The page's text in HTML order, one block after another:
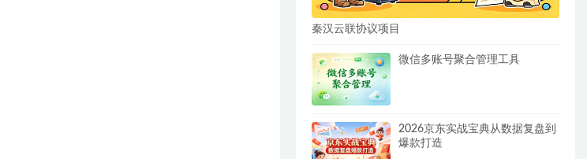
秦汉云联协议项目
微信多账号聚合管理工具
2026京东实战宝典从数据复盘到
爆款打造